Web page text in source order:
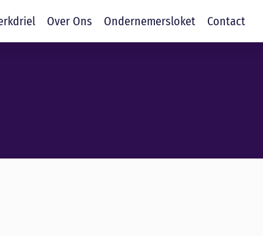
Over Ons Ondernemersloket Contact